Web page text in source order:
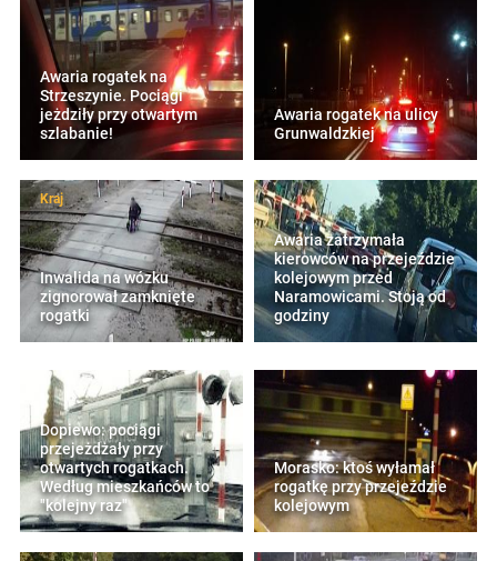
Awaria rogatek na
Strzeszynie. Pociągi
jeżdziły przy otwartym
szlabanie!
Awaria rogatek na ulicy
Grunwaldzkiej
Kraj
Inwalida na wózku
zignorował zamknięte
rogatki
Awaria zatrzymała
kierowców na przejeździe
kolejowym przed
Naramowicami. Stoją od
godziny
Dopiewo: pociągi
przejeżdżały przy
otwartych rogatkach.
Według mieszkańców to
"kolejny raz"
Morasko: ktoś wyłamał
rogatkę przy przejeździe
kolejowym